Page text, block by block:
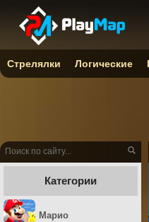
Категории
Марио
Стрелялки Логические